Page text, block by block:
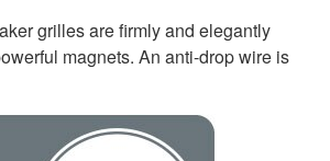
grilles are firmly and elegantly
magnets. An anti-drop wire is